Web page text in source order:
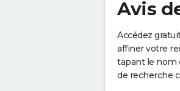
Avis
Accédez
affiner votre
tapant le nom
de recherche